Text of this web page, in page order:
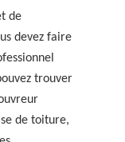
de
devez faire
trouver
de toiture,